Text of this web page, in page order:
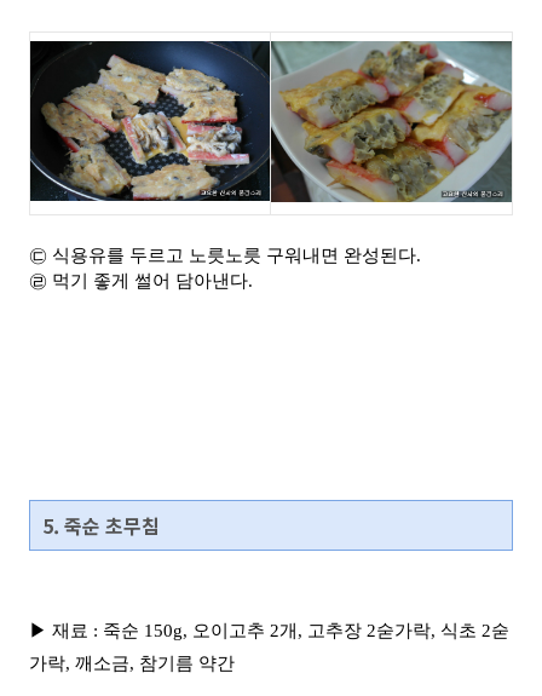
㉢ 식용유를 두르고 노릇노릇 구워내면 완성된다.
㉣ 먹기 좋게 썰어 담아낸다.
5. 죽순 초무침
▶ 재료 : 죽순 150g, 오이고추 2개, 고추장 2숟가락, 식초 2숟
가락, 깨소금, 참기름 약간